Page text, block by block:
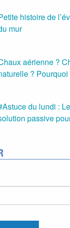
histoire de
mur
aérienne ?
?
du lundi :
passive